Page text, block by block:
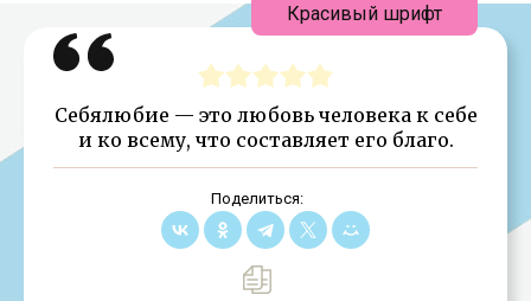
Себялюбие — это любовь человека к себе
и ко всему, что составляет его благо.
Поделиться:
Красивый шрифт